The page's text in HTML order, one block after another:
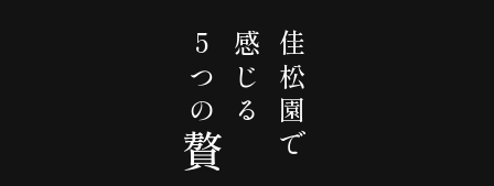
佳松園で
感じる
5つの
贅